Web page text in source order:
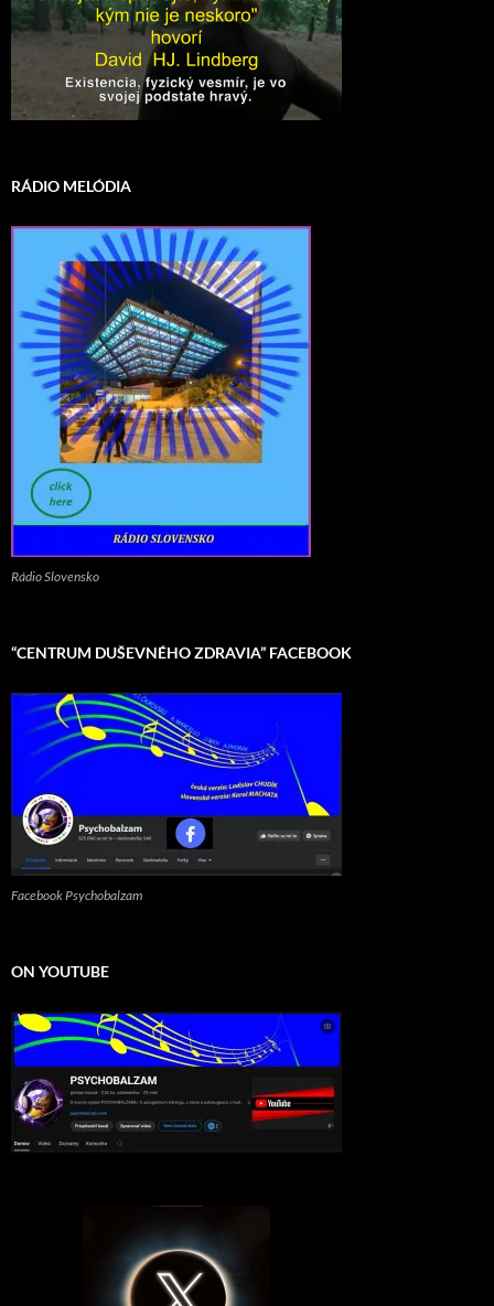
RÁDIO MELÓDIA
Rádio Slovensko
“CENTRUM DUŠEVNÉHO ZDRAVIA” FACEBOOK
Facebook Psychobalzam
ON YOUTUBE